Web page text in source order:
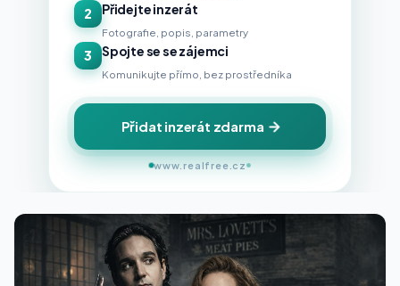
2 Přidejte inzerát
Fotografie, popis, parametry
3 Spojte se se zájemci
Komunikujte přímo, bez prostředníka
Přidat inzerát zdarma
www.realfree.cz